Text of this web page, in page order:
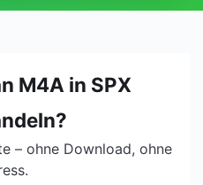
M4A in SPX
– ohne Download, ohne